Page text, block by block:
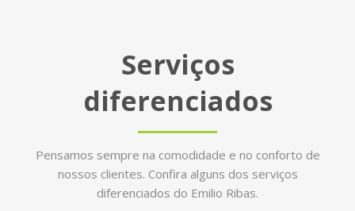
Serviços
diferenciados
Pensamos sempre na comodidade e no conforto de
nossos clientes. Confira alguns dos serviços
diferenciados do Emilio Ribas.